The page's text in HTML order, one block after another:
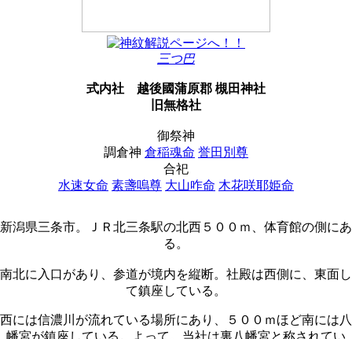
三つ巴
式内社
越後國蒲原郡 槻田神社
旧無格社
御祭神
調倉神 倉稲魂命 誉田別尊
合祀
水速女命 素盞嗚尊 大山咋命 木花咲耶姫命
新潟県三条市。ＪＲ北三条駅の北西５００ｍ、体育館の側にあ
る。
南北に入口があり、参道が境内を縦断。社殿は西側に、東面し
て鎮座している。
西には信濃川が流れている場所にあり、５００ｍほど南には八
幡宮が鎮座している。よって、当社は裏八幡宮と称されてい